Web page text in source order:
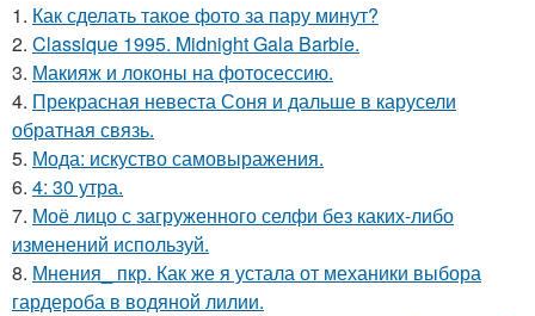
1. Как сделать такое фото за пару минут?
2. Classique 1995. Midnight Gala Barbie.
3. Макияж и локоны на фотосессию.
4. Прекрасная невеста Соня и дальше в карусели
обратная связь.
5. Мода: искуство самовыражения.
6. 4: 30 утра.
7. Моё лицо с загруженного селфи без каких-либо
изменений используй.
8. Мнения_ пкр. Как же я устала от механики выбора
гардероба в водяной лилии.